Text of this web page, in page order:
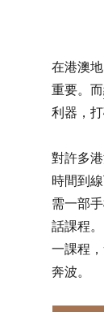
在港澳
重要。而
利器，
對許多
時間到
需一部
話課程
一課程
奔波。